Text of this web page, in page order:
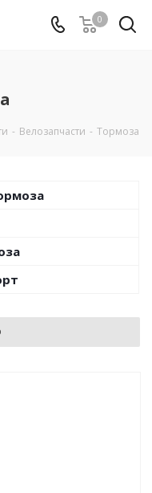
0
- Велозапчасти - Тормоза